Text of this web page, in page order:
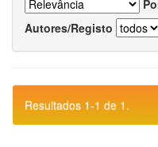
Autores/Registo
Resultados 1-1 de 1.